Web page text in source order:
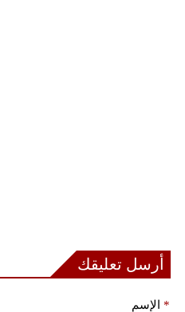
أرسل تعليقك
الإسم *